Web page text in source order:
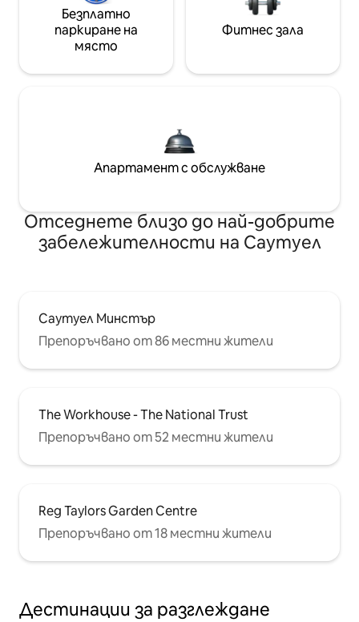
Безплатно
паркиране на
място
Фитнес зала
Апартамент с обслужване
Отседнете близо до най-добрите
забележителности на Саутуел
Саутуел Минстър
Препоръчвано от 86 местни жители
The Workhouse - The National Trust
Препоръчвано от 52 местни жители
Reg Taylors Garden Centre
Препоръчвано от 18 местни жители
Дестинации за разглеждане